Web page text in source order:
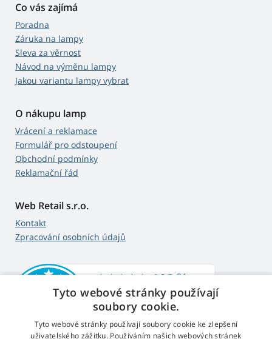
Co vás zajímá
Poradna
Záruka na lampy
Sleva za věrnost
Návod na výměnu lampy
Jakou variantu lampy vybrat
O nákupu lamp
Vrácení a reklamace
Formulář pro odstoupení
Obchodní podmínky
Reklamační řád
Web Retail s.r.o.
Kontakt
Zpracování osobních údajů
Tyto webové stránky používají
soubory cookie.
Tyto webové stránky používají soubory cookie ke zlepšení
uživatelského zážitku. Používáním našich webových stránek